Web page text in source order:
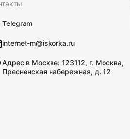
Telegram
internet-m@iskorka.ru
Адрес в Москве: 123112, г. Москва,
Пресненская набережная, д. 12